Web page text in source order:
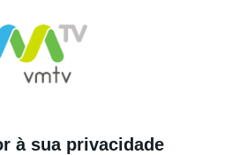
à sua privacidade